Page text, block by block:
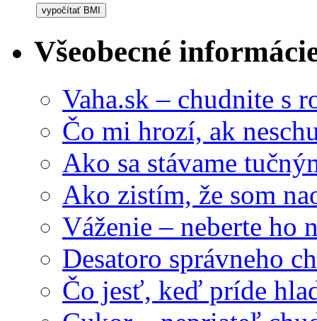
Všeobecné
Vaha.sk – chudnite s
Čo mi hrozí, ak
Ako sa stávame
Ako zistím, že som
Váženie – neberte ho
Desatoro správneho
Čo jesť, keď príde